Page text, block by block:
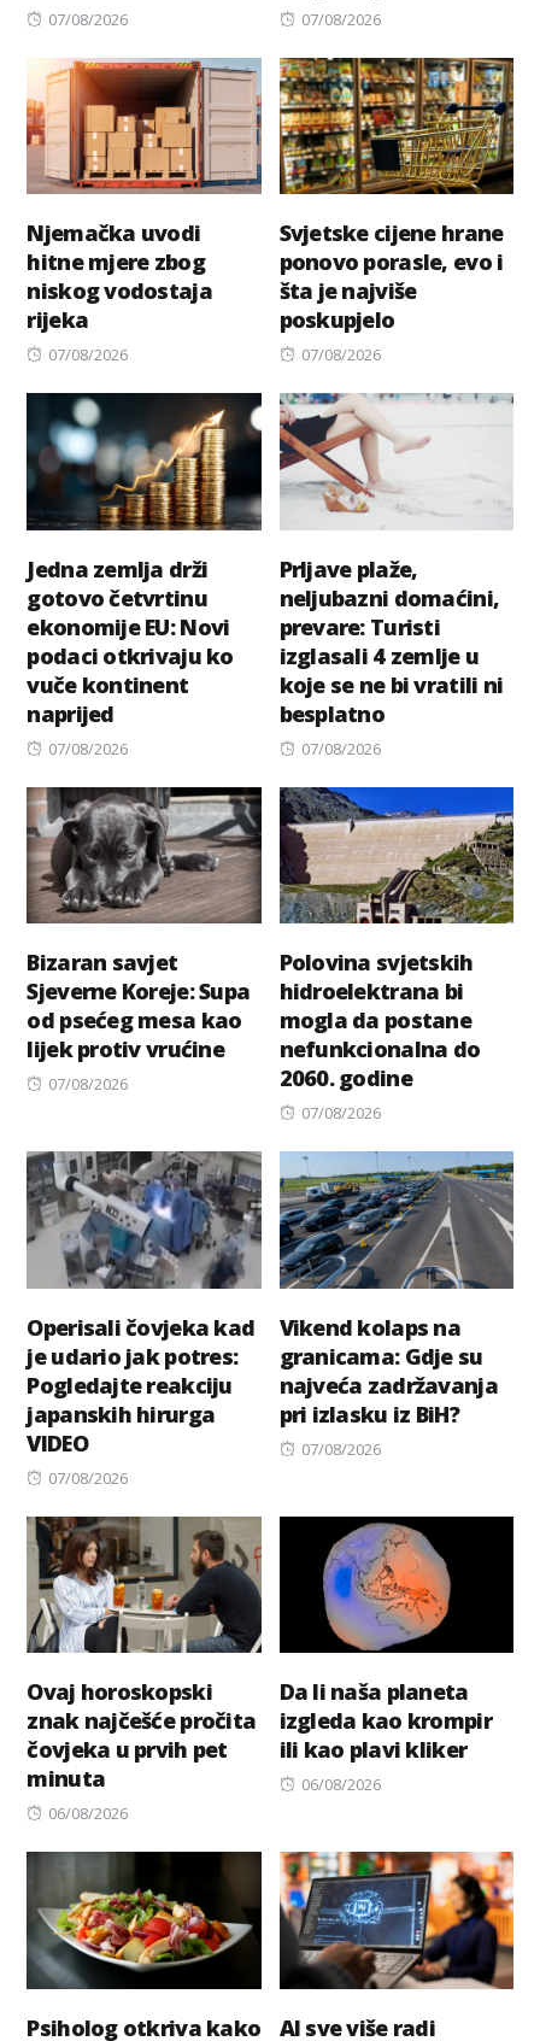
Posted
07/08/2026
Posted
07/08/2026
Njemačka uvodi
hitne mjere zbog
niskog vodostaja
rijeka
Posted
07/08/2026
Svjetske cijene hrane
ponovo porasle, evo i
šta je najviše
poskupjelo
Posted
07/08/2026
Jedna zemlja drži
gotovo četvrtinu
ekonomije EU: Novi
podaci otkrivaju ko
vuče kontinent
naprijed
Posted
07/08/2026
Prljave plaže,
neljubazni domaćini,
prevare: Turisti
izglasali 4 zemlje u
koje se ne bi vratili ni
besplatno
Posted
07/08/2026
Bizaran savjet
Sjeverne Koreje: Supa
od psećeg mesa kao
lijek protiv vrućine
Posted
07/08/2026
Polovina svjetskih
hidroelektrana bi
mogla da postane
nefunkcionalna do
2060. godine
Posted
07/08/2026
Operisali čovjeka kad
je udario jak potres:
Pogledajte reakciju
japanskih hirurga
VIDEO
Posted
07/08/2026
Vikend kolaps na
granicama: Gdje su
najveća zadržavanja
pri izlasku iz BiH?
Posted
07/08/2026
Ovaj horoskopski
znak najčešće pročita
čovjeka u prvih pet
minuta
Posted
06/08/2026
Da li naša planeta
izgleda kao krompir
ili kao plavi kliker
Posted
06/08/2026
Psiholog otkriva kako AI sve više radi